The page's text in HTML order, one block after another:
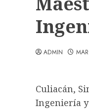
ADMIN
Culiacán,
Ingeniería